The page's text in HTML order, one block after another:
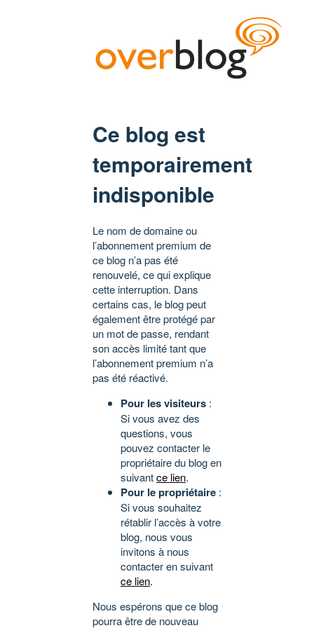
Ce blog est
temporairement
indisponible
Le nom de domaine ou
l’abonnement premium de
ce blog n’a pas été
renouvelé, ce qui explique
cette interruption. Dans
certains cas, le blog peut
également être protégé par
un mot de passe, rendant
son accès limité tant que
l’abonnement premium n’a
pas été réactivé.
Pour les visiteurs :
Si vous avez des
questions, vous
pouvez contacter le
propriétaire du blog en
suivantce lien.
Pour le propriétaire :
Si vous souhaitez
rétablir l’accès à votre
blog, nous vous
invitons à nous
contacter en suivant
ce lien.
Nous espérons que ce blog
pourra être de nouveau